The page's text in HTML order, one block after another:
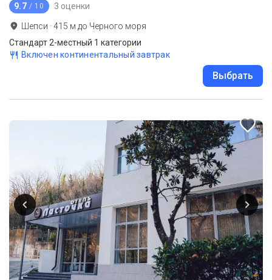
9.7 / 10 3 оценки
Шепси ·415 м до Черного моря
Стандарт 2-местный 1 категории
Включен континентальный завтрак
Выбрать